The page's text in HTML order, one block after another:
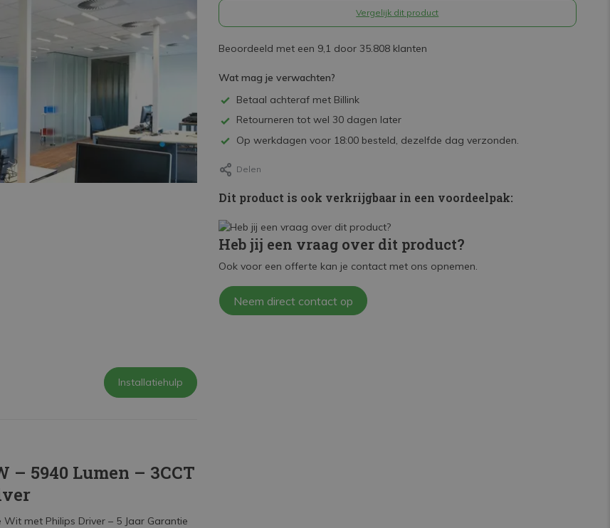
Installatiehulp
– 5940 Lumen – 3CCT
Wit met Philips Driver – 5 Jaar Garantie
Vergelijk dit product
Beoordeeld met een 9,1 door 35.808 klanten
Wat mag je verwachten?
Betaal achteraf met Billink
Retourneren tot wel 30 dagen later
Op werkdagen voor 18:00 besteld, dezelfde dag verzonden.
Delen
Dit product is ook verkrijgbaar in een voordeelpak:
Heb jij een vraag over dit product?
Ook voor een offerte kan je contact met ons opnemen.
Neem direct contact op